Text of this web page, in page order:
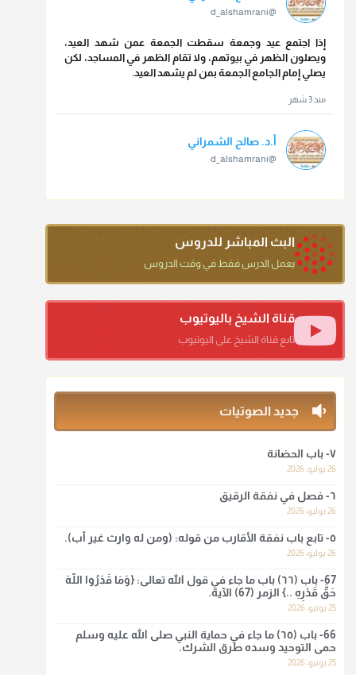
@d_alshamrani
إذا اجتمع عيد وجمعة سقطت الجمعة عمن شهد العيد،
ويصلون الظهر في بيوتهم، ولا تقام الظهر في المساجد، لكن
يصلي إمام الجامع الجمعة بمن لم يشهد العيد.
منذ 3 شهر
أ.د. صالح الشمراني
@d_alshamrani
ما كنت أظن أن الله بقي يخلق مثلك.
أ.د. صالح الشمراني
أ.د. صالح الشمراني
ومن المعاصرين أنكره الشيخ بكر أبو زيد وابن عثيمين، وحسبك
بقول الإمام مالك رحمه الله :"ما سمعتُ أنه يدعو عند ختم
منذ 3 شهر
لا أعلم لدعاء ختم القرآن في الصلاة أصلاً صحيحاً يعتمد عليه من
سنة الرسول صلى الله عليه وسلّم، ولا من عمل الصحابة رضي
الله عنهم. ابن عثيمين.
منذ 3 شهر
أ.د. صالح الشمراني
البث المباشر للدروس
يعمل الدرس فقط في وقت الدروس
قناة الشيخ باليوتيوب
تابع قناة الشيخ على اليوتيوب
جديد الصوتيات
٧- باب الحضانة
26 يوليو، 2026
٦- فصل في نفقة الرقيق
26 يوليو، 2026
٥- تابع باب نفقة الأقارب من قوله: (ومن له وارث غير أب).
26 يوليو، 2026
67- باب (٦٦) باب ما جاء في قول الله تعالى: {وَمَا قَدَرُوا اللَّهَ
حَقَّ قَدْرِهِ ..} الزمر (67) الآية.
25 يونيو، 2026
66- باب (٦٥) ما جاء في حماية النبي صلى الله عليه وسلم
حمى التوحيد وسده طرق الشرك.
25 يونيو، 2026